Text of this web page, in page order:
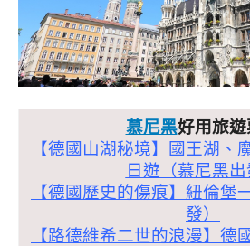
慕尼黑好用旅遊
【德國山湖秘境】國王湖、
日遊（慕尼黑出
【德國歷史的傷痕】紐倫堡
發）
【路德維希二世的浪漫】德